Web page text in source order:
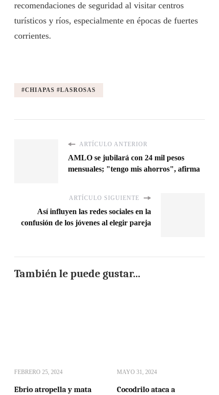
recomendaciones de seguridad al visitar centros
turísticos y ríos, especialmente en épocas de fuertes
corrientes.
#CHIAPAS #LASROSAS
ARTÍCULO ANTERIOR
AMLO se jubilará con 24 mil pesos
mensuales; "tengo mis ahorros", afirma
ARTÍCULO SIGUIENTE
Así influyen las redes sociales en la
confusión de los jóvenes al elegir pareja
También le puede gustar...
FEBRERO 25, 2024
Ebrio atropella y mata
MAYO 31, 2024
Cocodrilo ataca a